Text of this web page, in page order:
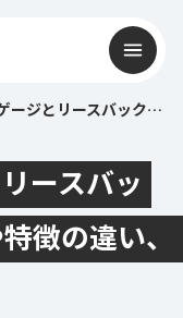
リバースモーゲージとリースバックを徹底比較！目的や特徴の違い、向いている人を解説
ースバッ
徴の違い、